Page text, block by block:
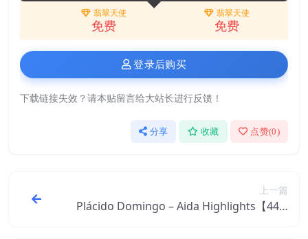
翡翠天使
免费
翡翠天使
免费
登录后购买
下载链接失效？请本贴留言给大站长进行反馈！
分享 收藏 点赞(0)
上一篇
Plácido Domingo – Aida Highlights【44.1